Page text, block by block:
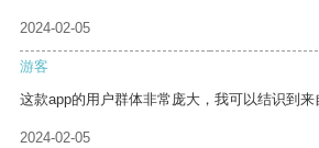
2024-02-05
游客
这款app的用户群体非常庞大，我可以结识到来
2024-02-05